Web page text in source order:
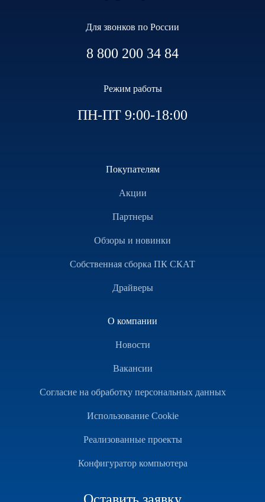
Для звонков по России
8 800 200 34 84
Режим работы
ПН-ПТ 9:00-18:00
Покупателям
Акции
Партнеры
Обзоры и новинки
Собственная сборка ПК СКАТ
Драйверы
О компании
Новости
Вакансии
Согласие на обработку персональных данных
Использование Cookie
Реализованные проекты
Конфигуратор компьютера